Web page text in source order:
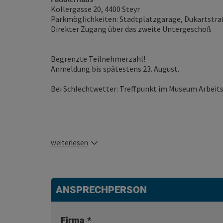
Kollergasse 20, 4400 Steyr
Parkmöglichkeiten: Stadtplatzgarage,
Direkter Zugang über das zweite Untergeschoß
Begrenzte Teilnehmerzahl!
Anmeldung bis spätestens 23. August.
Bei Schlechtwetter: Treffpunkt im Museum
weiterlesen
ANSPRECHPERSON
Firma *